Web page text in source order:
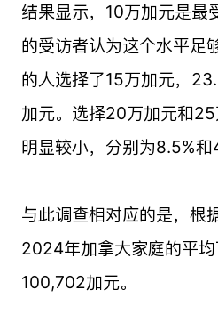
结果显示，10万加元是最
的受访者认为这个水平足
的人选择了15万加元，
加元。选择20万加元和
明显较小，分别为8.5%和
与此调查相对应的是，根
2024年加拿大家庭的平
100,702加元。